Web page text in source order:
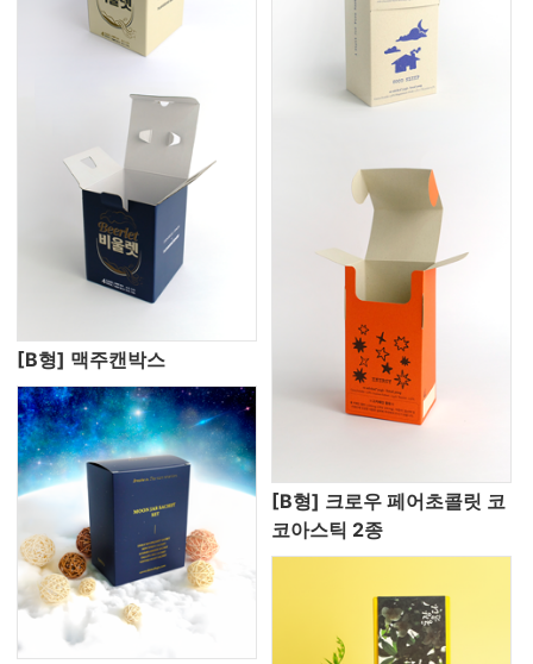
[B형] 맥주캔박스
[B형] 크로우 페어초콜릿 코
코아스틱 2종